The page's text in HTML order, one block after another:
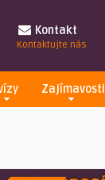
Kontakt
Kontaktujte nás
Zajímavosti